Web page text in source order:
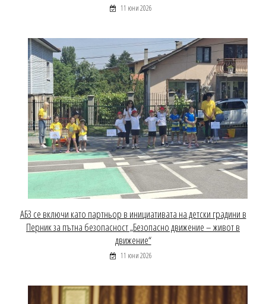
11 юни 2026
АБЗ се включи като партньор в инициативата на детски градини в
Перник за пътна безопасност „Безопасно движение – живот в
движение“
11 юни 2026